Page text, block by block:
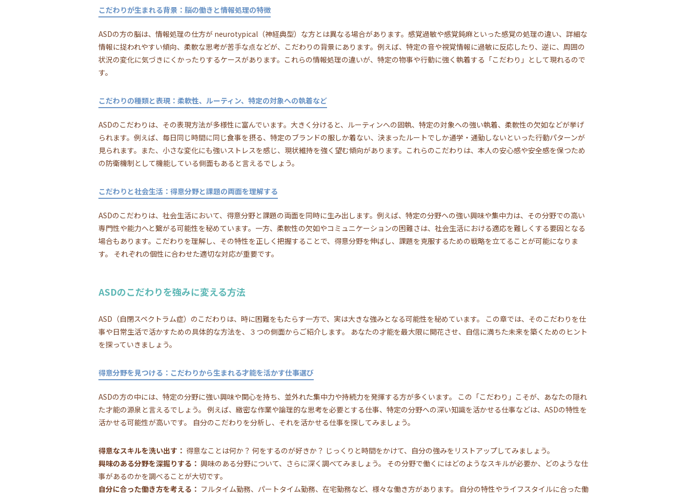
こだわりが生まれる背景：脳の働きと情報処理の特徴
ASDの方の脳は、情報処理の仕方が neurotypical（神経典型）な方とは異なる場合があります。感覚過敏や感覚鈍麻といった感覚の処理の違い、詳細な
情報に捉われやすい傾向、柔軟な思考が苦手な点などが、こだわりの背景にあります。例えば、特定の音や視覚情報に過敏に反応したり、逆に、周囲の
状況の変化に気づきにくかったりするケースがあります。これらの情報処理の違いが、特定の物事や行動に強く執着する「こだわり」として現れるので
す。
こだわりの種類と表現：柔軟性、ルーティン、特定の対象への執着など
ASDのこだわりは、その表現方法が多様性に富んでいます。大きく分けると、ルーティンへの固執、特定の対象への強い執着、柔軟性の欠如などが挙げ
られます。例えば、毎日同じ時間に同じ食事を摂る、特定のブランドの服しか着ない、決まったルートでしか通学・通勤しないといった行動パターンが
見られます。また、小さな変化にも強いストレスを感じ、現状維持を強く望む傾向があります。これらのこだわりは、本人の安心感や安全感を保つため
の防衛機制として機能している側面もあると言えるでしょう。
こだわりと社会生活：得意分野と課題の両面を理解する
ASDのこだわりは、社会生活において、得意分野と課題の両面を同時に生み出します。例えば、特定の分野への強い興味や集中力は、その分野での高い
専門性や能力へと繋がる可能性を秘めています。一方、柔軟性の欠如やコミュニケーションの困難さは、社会生活における適応を難しくする要因となる
場合もあります。こだわりを理解し、その特性を正しく把握することで、得意分野を伸ばし、課題を克服するための戦略を立てることが可能になりま
す。 それぞれの個性に合わせた適切な対応が重要です。
ASDのこだわりを強みに変える方法
ASD（自閉スペクトラム症）のこだわりは、時に困難をもたらす一方で、実は大きな強みとなる可能性を秘めています。 この章では、そのこだわりを仕
事や日常生活で活かすための具体的な方法を、３つの側面からご紹介します。 あなたの才能を最大限に開花させ、自信に満ちた未来を築くためのヒント
を探っていきましょう。
得意分野を見つける：こだわりから生まれる才能を活かす仕事選び
ASDの方の中には、特定の分野に強い興味や関心を持ち、並外れた集中力や持続力を発揮する方が多くいます。 この「こだわり」こそが、あなたの隠れ
た才能の源泉と言えるでしょう。 例えば、緻密な作業や論理的な思考を必要とする仕事、特定の分野への深い知識を活かせる仕事などは、ASDの特性を
活かせる可能性が高いです。 自分のこだわりを分析し、それを活かせる仕事を探してみましょう。
得意なスキルを洗い出す： 得意なことは何か？ 何をするのが好きか？ じっくりと時間をかけて、自分の強みをリストアップしてみましょう。
興味のある分野を深掘りする： 興味のある分野について、さらに深く調べてみましょう。 その分野で働くにはどのようなスキルが必要か、どのような仕
事があるのかを調べることが大切です。
自分に合った働き方を考える： フルタイム勤務、パートタイム勤務、在宅勤務など、様々な働き方があります。 自分の特性やライフスタイルに合った働